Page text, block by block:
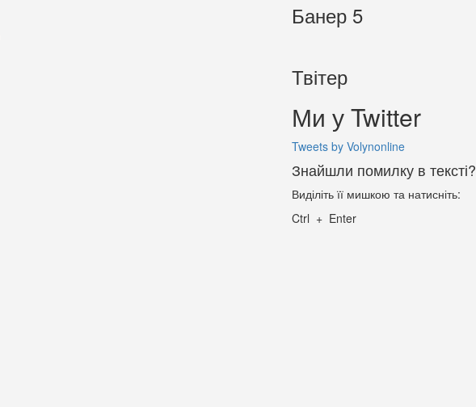
Банер 5
Твітер
Ми у Twitter
Tweets by Volynonline
Знайшли помилку в тексті?
Виділіть її мишкою та натисніть:
Ctrl + Enter